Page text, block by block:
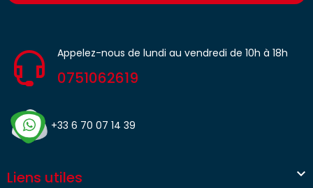
Appelez-nous de lundi au vendredi de 10h à 18h
0751062619
+33 6 70 07 14 39
Liens utiles 